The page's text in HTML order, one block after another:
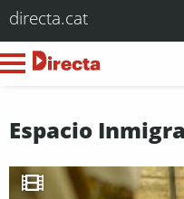
directa.cat
Espacio